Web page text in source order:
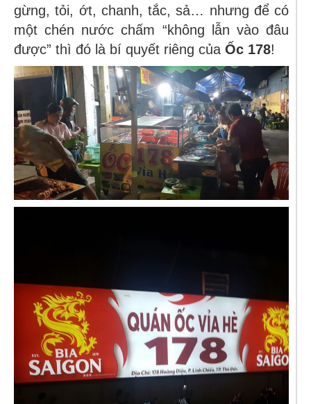
gừng, tỏi, ớt, chanh, tắc, sả… nhưng để có
một chén nước chấm “không lẫn vào đâu
được” thì đó là bí quyết riêng của Ốc 178!